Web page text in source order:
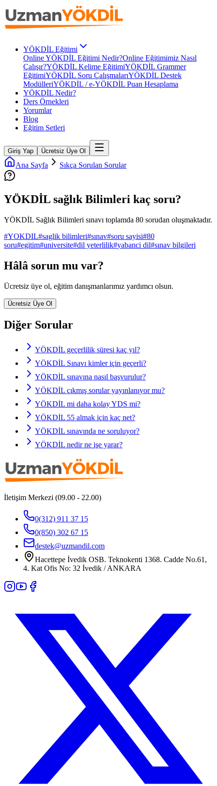
YÖKDİL Eğitimi
Online YÖKDİL Eğitimi Nedir?Online Eğitimimiz Nasıl
Çalışır?YÖKDİL Kelime EğitimiYÖKDİL Grammer
EğitimiYÖKDİL Soru ÇalışmalarıYÖKDİL Destek
ModülleriYÖKDİL / e-YÖKDİL Puan Hesaplama
YÖKDİL Nedir?
Ders Örnekleri
Yorumlar
Blog
Eğitim Setleri
Giriş Yap Ücretsiz Üye Ol
Ana Sayfa Sıkça Sorulan Sorular
YÖKDİL sağlık Bilimleri kaç soru?
YÖKDİL Sağlık Bilimleri sınavı toplamda 80 sorudan oluşmaktadır.
#YOKDIL#saglik bilimleri#sınav#soru sayisi#80
soru#egitim#universite#dil yeterlilik#yabanci dil#sınav bilgileri
Hâlâ sorun mu var?
Ücretsiz üye ol, eğitim danışmanlarımız yardımcı olsun.
Ücretsiz Üye Ol
Diğer Sorular
YÖKDİL geçerlilik süresi kaç yıl?
YÖKDİL Sınavı kimler için geçerli?
YÖKDİL sınavına nasıl başvurulur?
YÖKDİL çıkmış sorular yayınlanıyor mu?
YÖKDİL mi daha kolay YDS mi?
YÖKDİL 55 almak için kaç net?
YÖKDİL sınavında ne soruluyor?
YÖKDİL nedir ne işe yarar?
İletişim Merkezi (09.00 - 22.00)
0(312) 911 37 15
0(850) 302 67 15
destek@uzmandil.com
Hacettepe İvedik OSB. Teknokenti 1368. Cadde No.61,
4. Kat Ofis No: 32 İvedik / ANKARA